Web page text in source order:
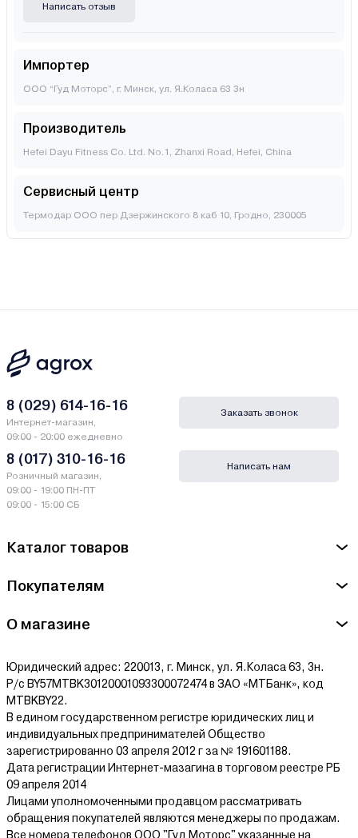
Написать отзыв
Импортер
ООО “Гуд Моторс”, г. Минск, ул. Я.Коласа 63 3н
Производитель
Hefei Dayu Fitness Co. Ltd. No.1, Zhanxi Road, Hefei, China
Сервисный центр
Термодар ООО пер Дзержинского 8 каб 10, Гродно, 230005
Каталог товаров
Покупателям
О магазине
Юридический адрес: 220013, г. Минск, ул. Я.Коласа 63, 3н.
Р/с BY57MTBK30120001093300072474 в ЗАО «МТБанк», код
MTBKBY22.
В едином государственном регистре юридических лиц и
индивидуальных предпринимателей Общество
зарегистрированно 03 апреля 2012 г за № 191601188.
Дата регистрации Интернет-мазагина в торговом реестре РБ
09 апреля 2014
Лицами уполномоченными продавцом рассматривать
обращения покупателей являются менеджеры по продажам.
Все номера телефонов ООО "Гуд Моторс" указанные на
8 (029) 614-16-16
Интернет-магазин,
09:00 - 20:00 ежедневно
8 (017) 310-16-16
Розничный магазин,
09:00 - 19:00 ПН-ПТ
09:00 - 15:00 СБ
Заказать звонок
Написать нам